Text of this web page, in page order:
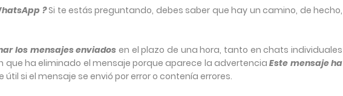
?Si te estás preguntando, debes saber que hay un camino, de hecho,
los mensajes enviadosen el plazo de una hora, tanto en chats individuales
que ha eliminado el mensaje porque aparece la advertenciaEste mensaje ha
útil si el mensaje se envió por error o contenía errores.